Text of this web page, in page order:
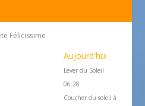
Félicissime
Aujourd'hui
Lever du Soleil
06:28
Coucher du soleil à